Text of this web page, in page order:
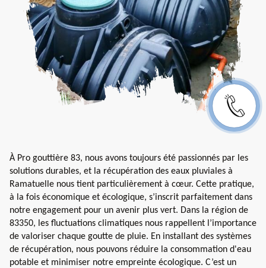
À Pro gouttière 83, nous avons toujours été passionnés par les
solutions durables, et la récupération des eaux pluviales à
Ramatuelle nous tient particulièrement à cœur. Cette pratique,
à la fois économique et écologique, s’inscrit parfaitement dans
notre engagement pour un avenir plus vert. Dans la région de
83350, les fluctuations climatiques nous rappellent l’importance
de valoriser chaque goutte de pluie. En installant des systèmes
de récupération, nous pouvons réduire la consommation d'eau
potable et minimiser notre empreinte écologique. C’est un